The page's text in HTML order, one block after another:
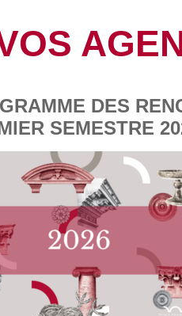
DES
SEMESTRE